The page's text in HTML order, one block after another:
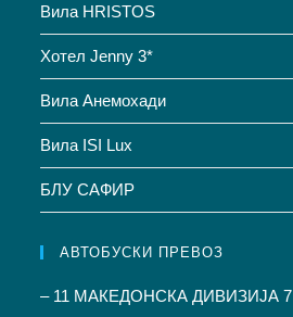
Вила HRISTOS
Хотел Jenny 3*
Вила Анемохади
Вила ISI Lux
БЛУ САФИР
АВТОБУСКИ ПРЕВОЗ
– 11 МАКЕДОНСКА ДИВИЗИЈА 7